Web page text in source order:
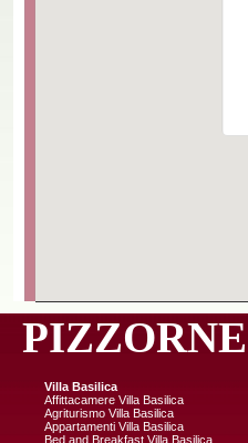
PIZZORNE
Villa Basilica
Affittacamere Villa Basilica
Agriturismo Villa Basilica
Appartamenti Villa Basilica
Bed and Breakfast Villa Basilica